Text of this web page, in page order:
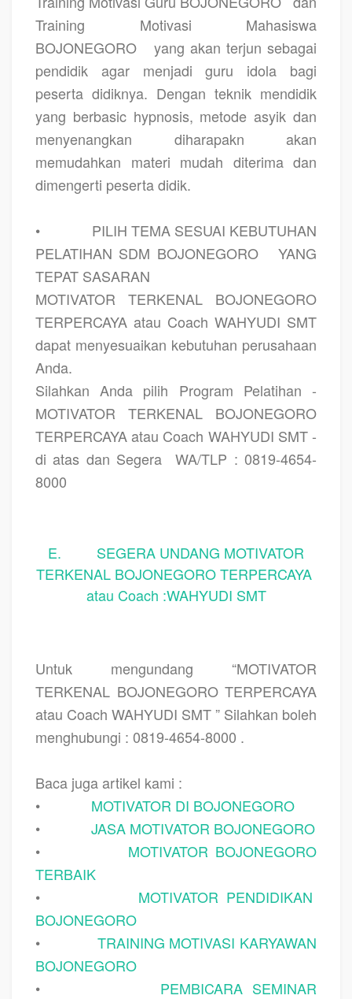
Training Motivasi Mahasiswa
BOJONEGORO
yang akan terjun sebagai
pendidik agar menjadi guru idola bagi
peserta didiknya. Dengan teknik mendidik
yang berbasic hypnosis, metode asyik dan
menyenangkan diharapakn akan
memudahkan materi mudah diterima dan
dimengerti peserta didik.
•
PILIH TEMA SESUAI KEBUTUHAN
PELATIHAN SDM BOJONEGORO
YANG
TEPAT SASARAN
MOTIVATOR TERKENAL BOJONEGORO
TERPERCAYA atau Coach WAHYUDI SMT
dapat menyesuaikan kebutuhan perusahaan
Anda.
Silahkan Anda pilih Program Pelatihan -
MOTIVATOR TERKENAL BOJONEGORO
TERPERCAYA atau Coach WAHYUDI SMT -
di atas dan Segera
WA/TLP : 0819-4654-
8000
E. SEGERA UNDANG MOTIVATOR
TERKENAL BOJONEGORO TERPERCAYA
atau Coach :WAHYUDI SMT
Untuk mengundang “MOTIVATOR
TERKENAL BOJONEGORO TERPERCAYA
atau Coach WAHYUDI SMT ” Silahkan boleh
menghubungi : 0819-4654-8000 .
Baca juga artikel kami :
•
MOTIVATOR DI BOJONEGORO
•
JASA MOTIVATOR BOJONEGORO
•
MOTIVATOR BOJONEGORO
TERBAIK
•
MOTIVATOR PENDIDIKAN
BOJONEGORO
•
TRAINING MOTIVASI KARYAWAN
BOJONEGORO
•
PEMBICARA SEMINAR